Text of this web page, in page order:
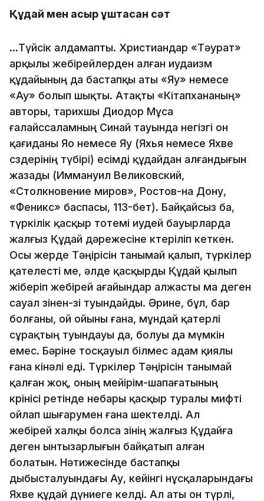
Құдай мен қасқыр ұштасқан сәт
...Түйсiк алдамапты. Христиандар «Тәурат»
арқылы жебi­рей­лерден алған иудаизм
құдайының да бастапқы аты «Яу» немесе
«Ау» болып шықты. Атақты «Кiтапха­на­ның»
авторы, тарихшы Диодор Мұса
ғалайссаламның Синай тауында негiзгi он
қағиданы Яо немесе Яу (Яхья немесе Яхве
сөздерiнiң түбiрi) есiмдi құдайдан алғандығын
жазады (Иммануил Великовский,
«Столкновение миров», Ростов-на Дону,
«Феникс» баспасы, 113-бет). Байқайсыз ба,
түркiлiк қасқыр тотемi иудей бауырларда
жалғыз Құдай дәрежесiне көтерiлiп кеткен.
Осы жерде Тәңiрiсiн танымай қалып, түр­кiлер
қателестi ме, әлде қасқырды Құдай қылып
жiберiп жебiрей ағайындар алжасты ма деген
сауал өзiнен-өзi туындайды. Әрине, бұл, бар
болғаны, ой ойыны ғана, мұндай қатерлi
сұрақтың туындауы да, болуы да мүмкiн
емес. Бәрiне тосқауыл бiлмес адам қиялы
ғана кiнәлi едi. Түркiлер Тәңiрiсiн танымай
қалған жоқ, оның мейiрiм-шапағатының
көрiнiсi ретiнде небары қасқыр туралы мифтi
ойлап шығарумен ғана шек­телдi. Ал
жебiрей халқы болса өзiнiң жалғыз Құдайға
деген ынтызарлығын байқатып алған
болатын. Нәтижесiнде бастап­қы
дыбысталуындағы Ау, кейiнгi нұсқаларындағы
Яхве құдай дүниеге келдi. Ал аты он түрлi,